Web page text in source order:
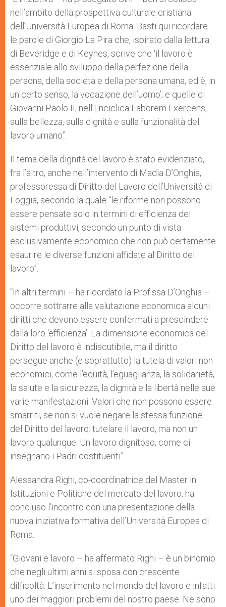
nell’ambito della prospettiva culturale cristiana
dell’Università Europea di Roma. Basti qui ricordare
le parole di Giorgio La Pira che, ispirato dalla lettura
di Beveridge e di Keynes, scrive che ‘il lavoro è
essenziale allo sviluppo della perfezione della
persona, della società e della persona umana, ed è, in
un certo senso, la vocazione dell’uomo’; e quelle di
Giovanni Paolo II, nell’Enciclica Laborem Exercens,
sulla bellezza, sulla dignità e sulla funzionalità del
lavoro umano”.
Il tema della dignità del lavoro è stato evidenziato,
fra l’altro, anche nell’intervento di Madia D’Onghia,
professoressa di Diritto del Lavoro dell’Università di
Foggia, secondo la quale “le riforme non possono
essere pensate solo in termini di efficienza dei
sistemi produttivi, secondo un punto di vista
esclusivamente economico che non può certamente
esaurire le diverse funzioni affidate al Diritto del
lavoro”.
“In altri termini – ha ricordato la Prof.ssa D’Onghia –
occorre sottrarre alla valutazione economica alcuni
diritti che devono essere confermati a prescindere
dalla loro ‘efficienza’. La dimensione economica del
Diritto del lavoro è indiscutibile, ma il diritto
persegue anche (e soprattutto) la tutela di valori non
economici, come l’equità, l’eguaglianza, la solidarietà,
la salute e la sicurezza, la dignità e la libertà nelle sue
varie manifestazioni. Valori che non possono essere
smarriti, se non si vuole negare la stessa funzione
del Diritto del lavoro: tutelare il lavoro, ma non un
lavoro qualunque. Un lavoro dignitoso, come ci
insegnano i Padri costituenti”.
Alessandra Righi, co-coordinatrice del Master in
Istituzioni e Politiche del mercato del lavoro, ha
concluso l’incontro con una presentazione della
nuova iniziativa formativa dell’Università Europea di
Roma.
“Giovani e lavoro – ha affermato Righi – è un binomio
che negli ultimi anni si sposa con crescente
difficoltà. L’inserimento nel mondo del lavoro è infatti
uno dei maggiori problemi del nostro paese. Ne sono